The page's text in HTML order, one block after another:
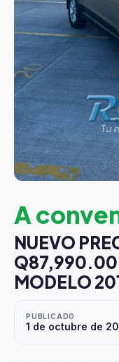
A
NUEVO
Q87,990.00
MODELO
PUBLICADO
1 de octubre de